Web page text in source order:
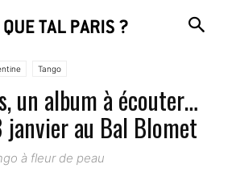
Tango
un album à écouter…
au Bal Blomet
à fleur de peau